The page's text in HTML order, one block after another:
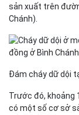
sản xuất trên
Chánh).
Đám cháy dữ dội
Trước đó, khoảng
có một số cơ sở